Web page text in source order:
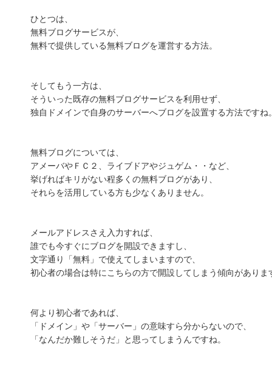
ひとつは、
無料ブログサービスが、
無料で提供している無料ブログを運営する方法。
そしてもう一方は、
そういった既存の無料ブログサービスを利用せず、
独自ドメインで自身のサーバーへブログを設置する方法ですね
無料ブログについては、
アメーバやＦＣ２、ライブドアやジュゲム・・など、
挙げればキリがない程多くの無料ブログがあり、
それらを活用している方も少なくありません。
メールアドレスさえ入力すれば、
誰でも今すぐにブログを開設できますし、
文字通り「無料」で使えてしまいますので、
初心者の場合は特にこちらの方で開設してしまう傾向がありま
何より初心者であれば、
「ドメイン」や「サーバー」の意味すら分からないので、
「なんだか難しそうだ」と思ってしまうんですね。